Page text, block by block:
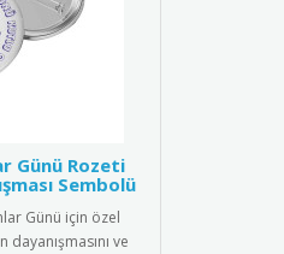
Günü Rozeti
Sembolü
Günü için özel
dayanışmasını ve